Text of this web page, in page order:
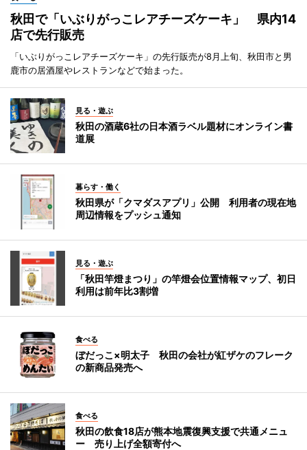
秋田で「いぶりがっこレアチーズケーキ」 県内14
店で先行販売
「いぶりがっこレアチーズケーキ」の先行販売が8月上旬、秋田市と男
鹿市の居酒屋やレストランなどで始まった。
見る・遊ぶ
秋田の酒蔵6社の日本酒ラベル題材にオンライン書
道展
暮らす・働く
秋田県が「クマダスアプリ」公開 利用者の現在地
周辺情報をプッシュ通知
見る・遊ぶ
「秋田竿燈まつり」の竿燈会位置情報マップ、初日
利用は前年比3割増
食べる
ぼだっこ×明太子 秋田の会社が紅ザケのフレーク
の新商品発売へ
食べる
秋田の飲食18店が熊本地震復興支援で共通メニュ
ー 売り上げ全額寄付へ